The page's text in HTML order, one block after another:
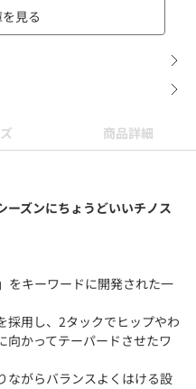
見る
商品詳細
ーズンにちょうどいいチノス
をキーワードに開発された一
採用し、2タックでヒップやわ
向かってテーパードさせたワ
ながらバランスよくはける設